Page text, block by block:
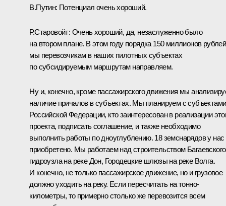
В.Путин: Потенциал очень хороший.
Р.Старовойт: Очень хороший, да, незаслуженно было
на втором плане. В этом году порядка 150 миллионов рублей
мы перевозчикам в наших пилотных субъектах
по субсидируемым маршрутам направляем.
Ну и, конечно, кроме пассажирского движения мы
наличие причалов в субъектах. Мы планируем с субъектами
Российской Федерации, кто заинтересован в реализации
проекта, подписать соглашение, и также необходимо
выполнить работы по дноуглублению. 18 земснарядов у нас
приобретено. Мы работаем над строительством Багаевского
гидроузла на реке Дон, Городецкие шлюзы на реке Волга.
И конечно, не только пассажирское движение, но и грузовое
должно уходить на реку. Если пересчитать на тонно-
километры, то примерно столько же перевозится всем